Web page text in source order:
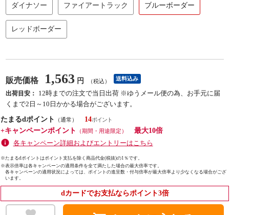
ダイナソー ファイアートラック ブルーボーダー
レッドボーダー
販売価格 1,563 円 （税込） 送料込み
出荷目安：
12時までの注文で当日出荷 ※ゆうメール便の為、お手元に届
くまで2日～10日かかる場合がございます。
たまるdポイント
（通常）
14
+キャンペーンポイント
（期間・用途限定）
最大10倍
各キャンペーン詳細およびエントリーはこちら
※たまるdポイントはポイント支払を除く商品代金(税抜)の1％です。
※表示倍率は各キャンペーンの適用条件を全て満たした場合の最大倍率です。
各キャンペーンの適用状況によっては、ポイントの進呈数・付与倍率が最大倍率より少なくなる場合がござ
います。
dカードでお支払ならポイント3倍